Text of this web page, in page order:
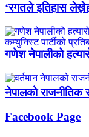
‘रगतले इतिहास
गणेश नेपालीको
नेपालको
Facebook Page